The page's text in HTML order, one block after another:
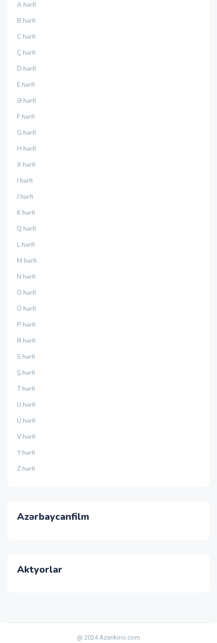
A hərfi
B hərfi
C hərfi
Ç hərfi
D hərfi
E hərfi
Ə hərfi
F hərfi
G hərfi
H hərfi
X hərfi
İ hərfi
J hərfi
K hərfi
Q hərfi
L hərfi
M hərfi
N hərfi
O hərfi
Ö hərfi
P hərfi
R hərfi
S hərfi
Ş hərfi
T hərfi
U hərfi
Ü hərfi
V hərfi
Y hərfi
Z hərfi
Azərbaycanfilm
Aktyorlar
@ 2024 Azerikino.com